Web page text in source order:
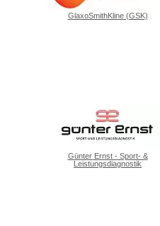
GlaxoSmithKline (GSK)
Günter Ernst - Sport- &
Leistungsdiagnostik